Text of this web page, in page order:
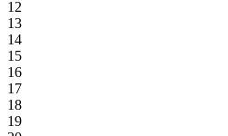
12
13
14
15
16
17
18
19